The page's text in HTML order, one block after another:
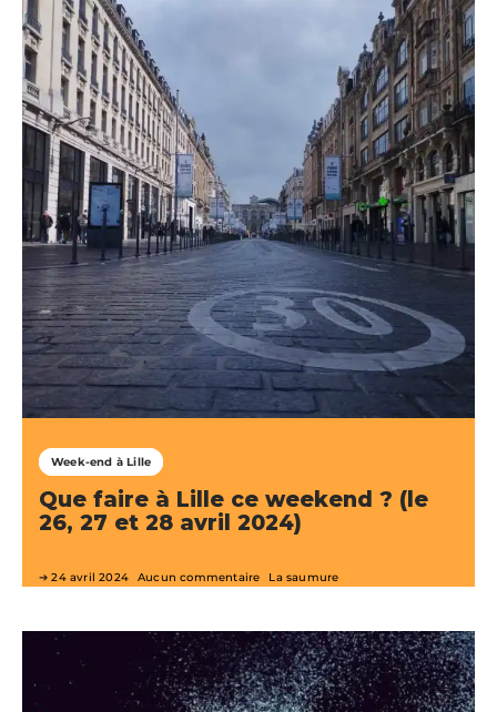
Week-end à Lille
Que faire à Lille ce weekend ? (le
26, 27 et 28 avril 2024)
24 avril 2024 Aucun commentaire La saumure